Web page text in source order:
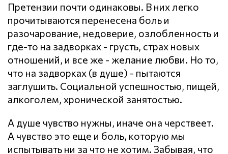
Претензии почти одинаковы. В них легко
прочитываются перенесена боль и
разочарование, недоверие, озлобленность и
где-то на задворках - грусть, страх новых
отношений, и все же - желание любви. Но то,
что на задворках (в душе) - пытаются
заглушить. Социальной успешностью, пищей,
алкоголем, хронической занятостью.
А душе чувство нужны, иначе она черствеет.
А чувство это еще и боль, которую мы
испытывать ни за что не хотим. Забывая, что